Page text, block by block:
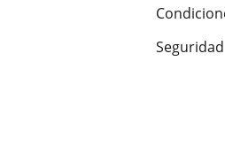
Seguridad